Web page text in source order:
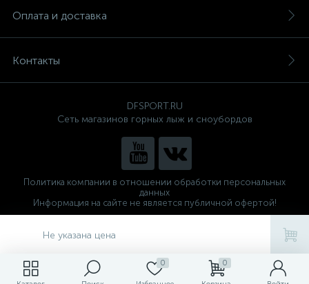
0 0
Не указана цена
Оплата и доставка
Контакты
DFSPORT.RU
Сеть магазинов горных лыж и сноубордов
Политика компании в отношении обработки персональных
данных
Информация на сайте не является публичной офертой!